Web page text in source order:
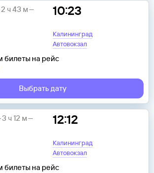
10:23
Калининград
Автовокзал
2 ч 43 м
билеты на рейс
Выбрать дату
12:12
Калининград
Автовокзал
3 ч 12 м
билеты на рейс